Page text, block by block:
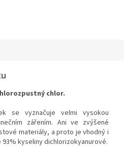
chlor.
se vyznačuje velmi vysokou
zářením. Ani ve zvýšené
materiály, a proto je vhodný i
kyseliny dichlorizokyanurové.